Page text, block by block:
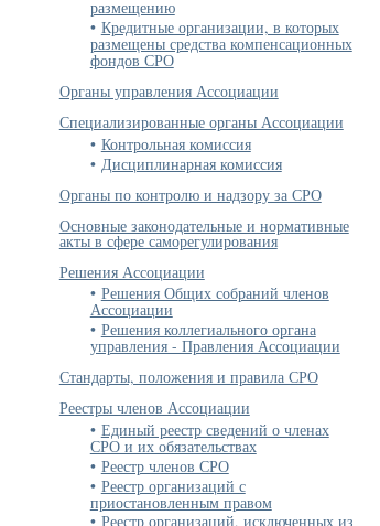
размещению
Кредитные организации, в которых
размещены средства компенсационных
фондов СРО
Органы управления Ассоциации
Специализированные органы Ассоциации
Контрольная комиссия
Дисциплинарная комиссия
Органы по контролю и надзору за СРО
Основные законодательные и нормативные
акты в сфере саморегулирования
Решения Ассоциации
Решения Общих собраний членов
Ассоциации
Решения коллегиального органа
управления - Правления Ассоциации
Стандарты, положения и правила СРО
Реестры членов Ассоциации
Единый реестр сведений о членах
СРО и их обязательствах
Реестр членов СРО
Реестр организаций с
приостановленным правом
Реестр организаций, исключенных из